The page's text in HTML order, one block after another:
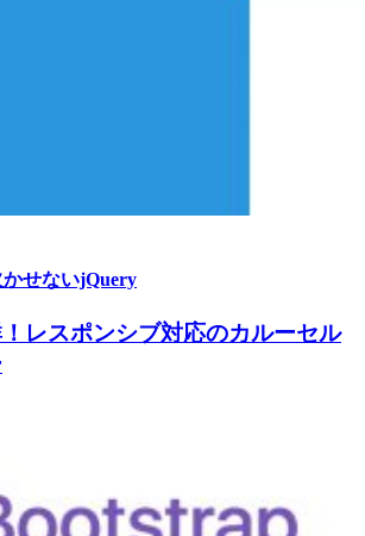
せないjQuery
レスポンシブ対応のカルーセル